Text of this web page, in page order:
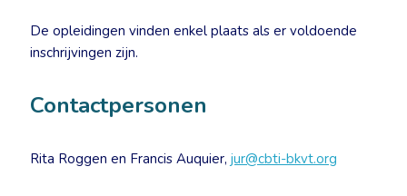
De opleidingen vinden enkel plaats als er voldoende
inschrijvingen zijn.
Contactpersonen
Rita Roggen en Francis Auquier, jur@cbti-bkvt.org